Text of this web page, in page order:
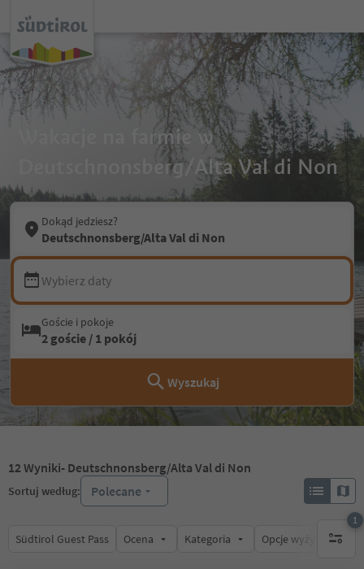
Wakacje na farmie w
Deutschnonsberg/Alta Val di Non
Dokąd jedziesz?
Deutschnonsberg/Alta Val di Non
Wybierz daty
Goście i pokoje
2 goście / 1 pokój
Wyszukaj
12Wyniki- Deutschnonsberg/Alta Val di Non
Sortuj według: Polecane
Südtirol Guest Pass Ocena Kategoria Opcje wyżywienia
1
1